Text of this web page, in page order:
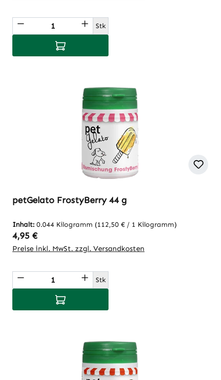
Produkt Anzahl: Gib den gewünschten
Stk
In den Warenkorb
petGelato FrostyBerry 44 g
Inhalt: 0.044 Kilogramm (112,50 € / 1 Kilogramm)
Regulärer Preis:
4,95 €
Preise inkl. MwSt. zzgl. Versandkosten
Produkt Anzahl: Gib den gewünschten
Stk
In den Warenkorb